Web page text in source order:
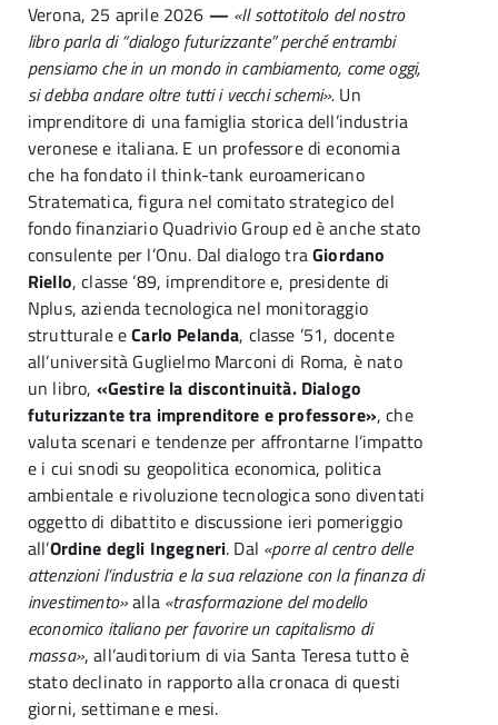
Verona, 25 aprile 2026 — «Il sottotitolo del nostro
libro parla di “dialogo futurizzante” perché entrambi
pensiamo che in un mondo in cambiamento, come oggi,
si debba andare oltre tutti i vecchi schemi». Un
imprenditore di una famiglia storica dell’industria
veronese e italiana. E un professore di economia
che ha fondato il think-tank euroamericano
Stratematica, figura nel comitato strategico del
fondo finanziario Quadrivio Group ed è anche stato
consulente per l’Onu. Dal dialogo traGiordano
Riello, classe ’89, imprenditore e, presidente di
Nplus, azienda tecnologica nel monitoraggio
strutturale eCarlo Pelanda, classe ’51, docente
all’università Guglielmo Marconi di Roma, è nato
un libro, «Gestire la discontinuità. Dialogo
futurizzante tra imprenditore e professore», che
valuta scenari e tendenze per affrontarne l’impatto
e i cui snodi su geopolitica economica, politica
ambientale e rivoluzione tecnologica sono diventati
oggetto di dibattito e discussione ieri pomeriggio
all’Ordine degli Ingegneri. Dal «porre al centro delle
attenzioni l’industria e la sua relazione con la finanza di
investimento»alla «trasformazione del modello
economico italiano per favorire un capitalismo di
massa», all’auditorium di via Santa Teresa tutto è
stato declinato in rapporto alla cronaca di questi
giorni, settimane e mesi.